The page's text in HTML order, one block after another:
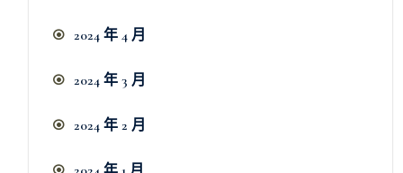
2024 年 4 月
2024 年 3 月
2024 年 2 月